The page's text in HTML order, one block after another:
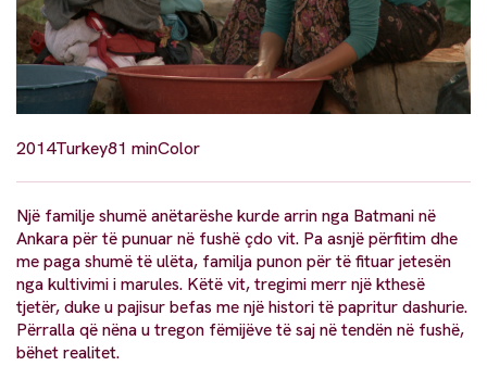
2014Turkey81 minColor
Një familje shumë anëtarëshe kurde arrin nga Batmani në
Ankara për të punuar në fushë çdo vit. Pa asnjë përfitim dhe
me paga shumë të ulëta, familja punon për të fituar jetesën
nga kultivimi i marules. Këtë vit, tregimi merr një kthesë
tjetër, duke u pajisur befas me një histori të papritur dashurie.
Përralla që nëna u tregon fëmijëve të saj në tendën në fushë,
bëhet realitet.